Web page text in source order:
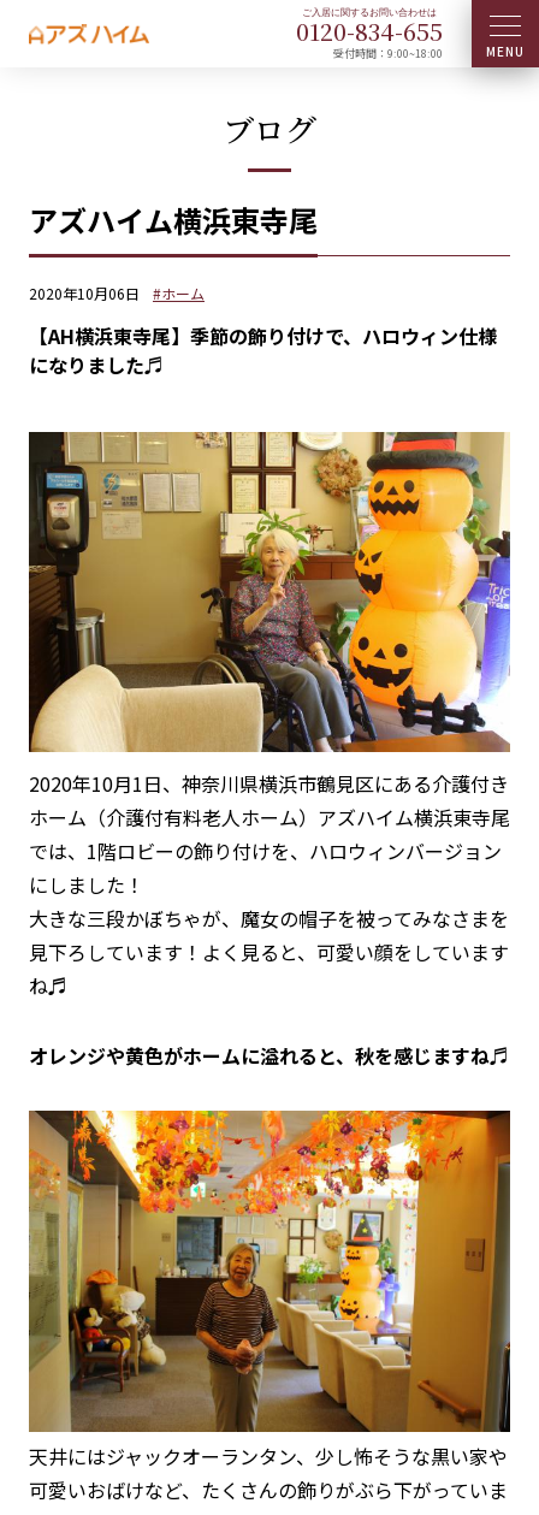
0120-834-655
受付時間：9:00~18:00
ブログ
アズハイム横浜東寺尾
2020年10月06日 #ホーム
【AH横浜東寺尾】季節の飾り付けで、ハロウィン仕様
になりました♬
2020年10月1日、神奈川県横浜市鶴見区にある介護付き
ホーム（介護付有料老人ホーム）アズハイム横浜東寺尾
では、1階ロビーの飾り付けを、ハロウィンバージョン
にしました！
大きな三段かぼちゃが、魔女の帽子を被ってみなさまを
見下ろしています！よく見ると、可愛い顔をしています
ね♬
オレンジや黄色がホームに溢れると、秋を感じますね♬
天井にはジャックオーランタン、少し怖そうな黒い家や
可愛いおばけなど、たくさんの飾りがぶら下がっていま